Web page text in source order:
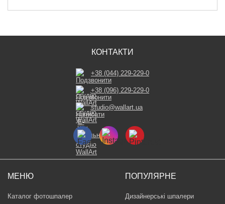
МЕНЮ
Каталог фотошпалер
ПОПУЛЯРНЕ
Дизайнерські шпалери
КОНТАКТИ
+38 (044) 229-229-0
+38 (096) 229-229-0
studio@wallart.ua